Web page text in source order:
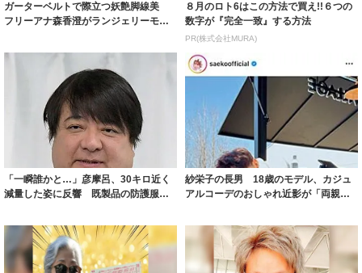
ガーターベルトで際立つ妖艶脚線美
フリーアナ森香澄がランジェリーモデ
８月のロト6はこの方法で買え!!６つの
数字が『完全一致』する方法
PR(株式会社MURA)
「一瞬誰かと…」彦摩呂、30キロ近く
減量した姿に反響 既製品の防護服が
紗栄子の長男 18歳のモデル、カジュ
アルコーデのおしゃれ近影が「両親の